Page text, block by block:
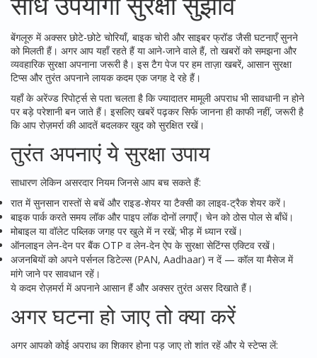
बेंगलूरु में अक्सर छोटे-छोटे चोरियाँ, बाइक चोरी और साइबर फ्रॉड जैसी घटनाएँ सुनने
को मिलती हैं। अगर आप यहाँ रहते हैं या आने-जाने वाले हैं, तो खबरों को समझना और
व्यवहारिक सुरक्षा अपनाना जरूरी है। इस टैग पेज पर हम ताज़ा खबरें, आसान सुरक्षा
टिप्स और तुरंत अपनाने लायक कदम एक जगह दे रहे हैं।
यहाँ के अरेंज्ड रिपोर्ट्स से पता चलता है कि ज्यादातर मामूली अपराध भी सावधानी न होने
पर बड़े परेशानी बन जाते हैं। इसलिए खबरें पढ़कर सिर्फ जानना ही काफी नहीं, जरूरी है
कि आप रोज़मर्रा की आदतें बदलकर खुद को सुरक्षित रखें।
तुरंत अपनाएं ये सुरक्षा उपाय
साधारण लेकिन असरदार नियम जिनसे आप बच सकते हैं:
रात में सुनसान रास्तों से बचें और राइड-शेयर या टैक्सी का लाइव-ट्रैक शेयर करें।
बाइक पार्क करते समय लॉक और पाइप लॉक दोनों लगाएँ। चेन को ठोस पोल से बाँधें।
मोबाइल या वॉलेट पब्लिक जगह पर खुले में न रखें; भीड़ में ध्यान रखें।
ऑनलाइन लेन-देन पर बैंक OTP व लेन-देन ऐप के सुरक्षा सेटिंग्स एक्टिव रखें।
अजनबियों को अपने पर्सनल डिटेल्स (PAN, Aadhaar) न दें — कॉल या मैसेज में
मांगे जाने पर सावधान रहें।
ये कदम रोज़मर्रा में अपनाने आसान हैं और अक्सर तुरंत असर दिखाते हैं।
अगर घटना हो जाए तो क्या करें
अगर आपको कोई अपराध का शिकार होना पड़ जाए तो शांत रहें और ये स्टेप्स लें: